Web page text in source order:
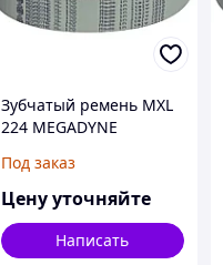
Зубчатый ремень MXL
224 MEGADYNE
Под заказ
Цену уточняйте
Написать